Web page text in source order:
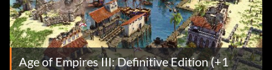
Age of Empires III: Definitive Edition (+1